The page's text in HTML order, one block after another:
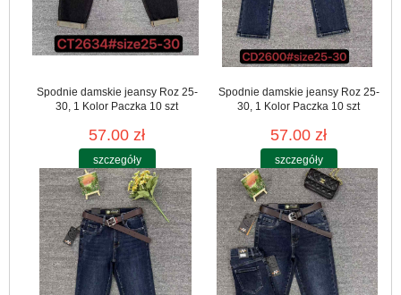
Spodnie damskie jeansy Roz 25-
30, 1 Kolor Paczka 10 szt
57.00 zł
szczegóły
Spodnie damskie jeansy Roz 25-
30, 1 Kolor Paczka 10 szt
57.00 zł
szczegóły